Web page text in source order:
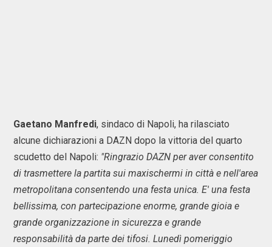
Gaetano Manfredi, sindaco di Napoli, ha rilasciato
alcune dichiarazioni a DAZN dopo la vittoria del quarto
scudetto del Napoli: "Ringrazio DAZN per aver consentito
di trasmettere la partita sui maxischermi in città e nell'area
metropolitana consentendo una festa unica. E' una festa
bellissima, con partecipazione enorme, grande gioia e
grande organizzazione in sicurezza e grande
responsabilità da parte dei tifosi. Lunedì pomeriggio